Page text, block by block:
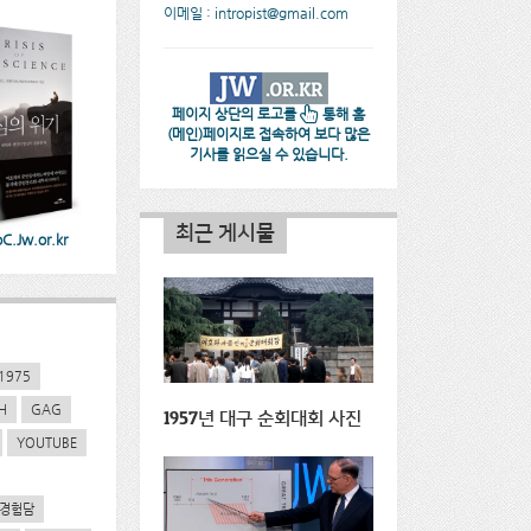
이메일 : intropist@gmail.com
페이지 상단의 로고를
통해 홈
(메인)페이지로 접속하여 보다 많은
기사를 읽으실 수 있습니다.
최근 게시물
1957년 대구 순회대회 사진
GAG
YOUTUBE
경험담